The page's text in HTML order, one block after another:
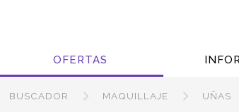
OFERTAS
BUSCADOR MAQUILLAJE UÑAS